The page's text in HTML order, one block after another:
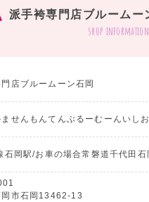
派手袴専門店ブルームー
shop information
店ブルームーン石岡
せんもんてんぶるーむーんいし
石岡駅/お車の場合常磐道千代田
岡市石岡13462-13